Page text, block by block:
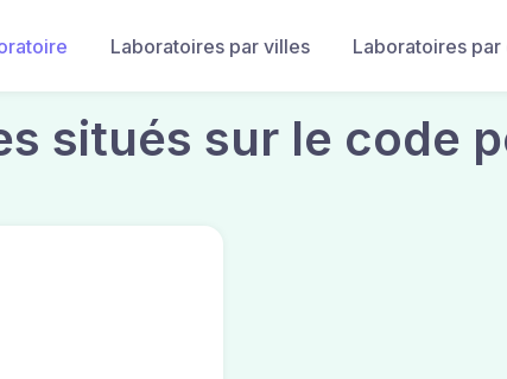
Laboratoires par villes Laboratoires
situés sur le code